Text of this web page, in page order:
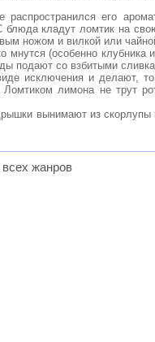
его
блюда кладут ломтик на
ножом и вилкой или
мнутся (особенно клубника
подают со взбитыми
исключения и делают,
Ломтиком лимона не трут
вынимают из скорлупы